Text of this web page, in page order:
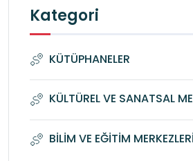
Kategori
KÜTÜPHANELER
KÜLTÜREL VE SANATSAL
BİLİM VE EĞİTİM MERKEZLERİ